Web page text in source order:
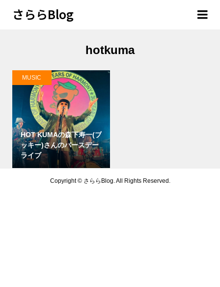
さららBlog
hotkuma
HOT KUMAの森下寿一(ブ
ッキー)さんのバースデー
ライブ
MUSIC
Copyright ©さららBlog. All Rights Reserved.